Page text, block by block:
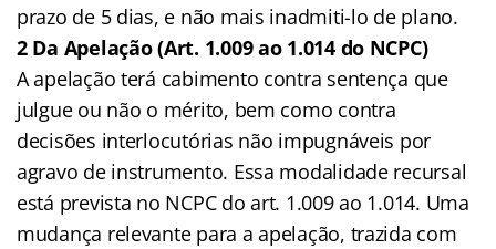
prazo de 5 dias, e não mais inadmiti-lo de plano.
2 Da Apelação (Art. 1.009 ao 1.014 do NCPC)
A apelação terá cabimento contra sentença que
julgue ou não o mérito, bem como contra
decisões interlocutórias não impugnáveis por
agravo de instrumento. Essa modalidade recursal
está prevista no NCPC do art. 1.009 ao 1.014. Uma
mudança relevante para a apelação, trazida com